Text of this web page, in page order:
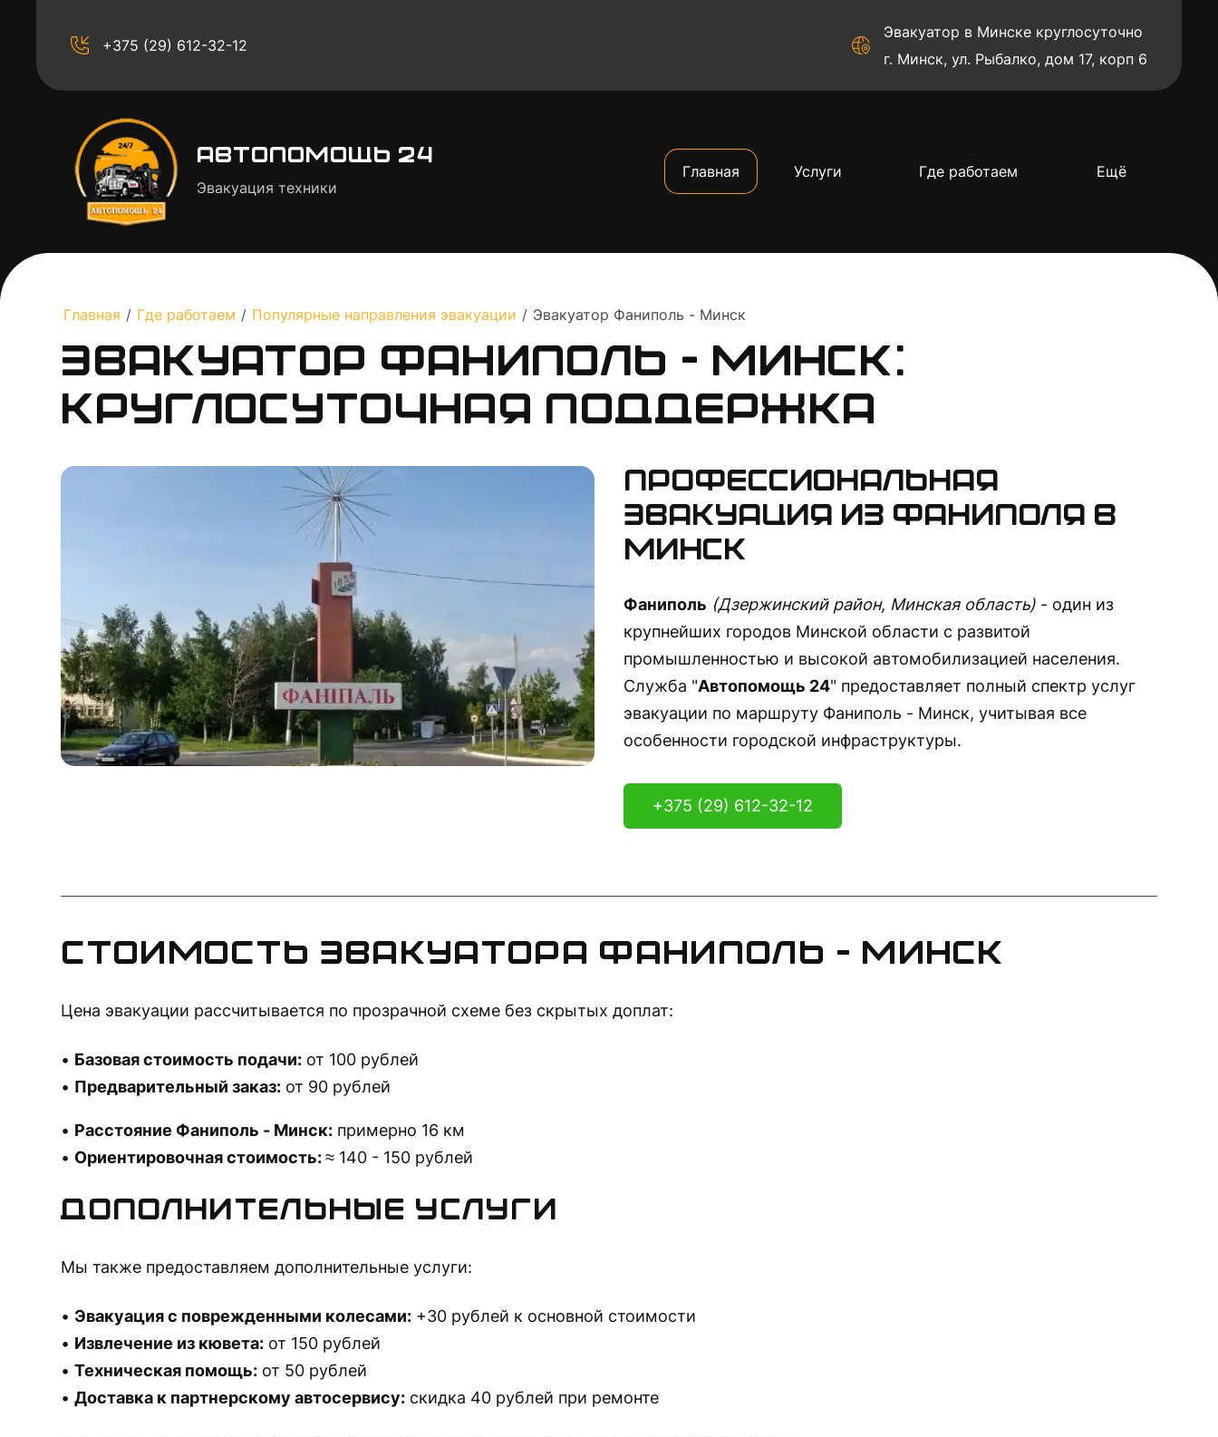
+375 (29) 612-32-12
Эвакуатор в Минске круглосуточно
г. Минск, ул. Рыбалко, дом 17, корп 6
Автопомощь 24
Эвакуация техники
Главная Услуги Где работаем Ещё
Главная / Где работаем / Популярные направления эвакуации / Эвакуатор Фаниполь - Минск
Эвакуатор Фаниполь - Минск:
круглосуточная поддержка
Профессиональная
эвакуация из Фаниполя в
Минск
Фаниполь (Дзержинский район, Минская область) - один из
крупнейших городов Минской области с развитой
промышленностью и высокой автомобилизацией населения.
Служба "Автопомощь 24" предоставляет полный спектр услуг
эвакуации по маршруту Фаниполь - Минск, учитывая все
особенности городской инфраструктуры.
+375 (29) 612-32-12
Стоимость эвакуатора Фаниполь - Минск
Цена эвакуации рассчитывается по прозрачной схеме без скрытых доплат:
Базовая стоимость подачи:от 100 рублей
Предварительный заказ:от 90 рублей
Расстояние Фаниполь - Минск:примерно 16 км
Ориентировочная стоимость:≈ 140 - 150 рублей
Дополнительные услуги
Мы также предоставляем дополнительные услуги:
Эвакуация с поврежденными колесами:+30 рублей к основной стоимости
Извлечение из кювета:от 150 рублей
Техническая помощь:от 50 рублей
Доставка к партнерскому автосервису:скидка 40 рублей при ремонте